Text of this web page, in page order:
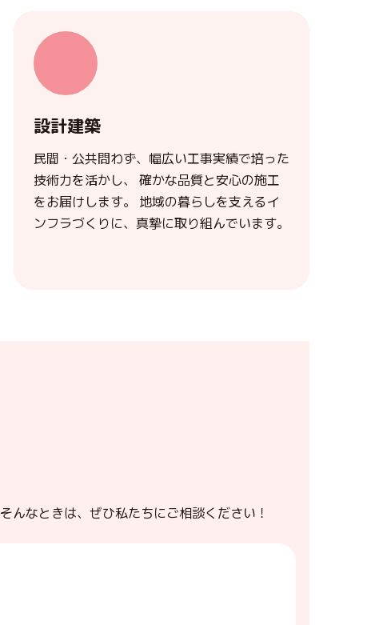
設計建築
民間・公共問わず、幅広い工事実績で培った
技術力を活かし、 確かな品質と安心の施工
をお届けします。 地域の暮らしを支えるイ
ンフラづくりに、真摯に取り組んでいます。
そんなときは、ぜひ私たちにご相談ください！